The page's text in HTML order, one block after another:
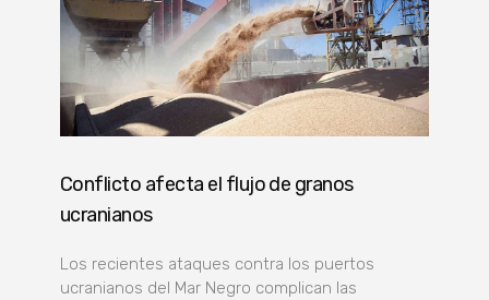
Conflicto afecta el flujo de granos
ucranianos
Los recientes ataques contra los puertos
ucranianos del Mar Negro complican las